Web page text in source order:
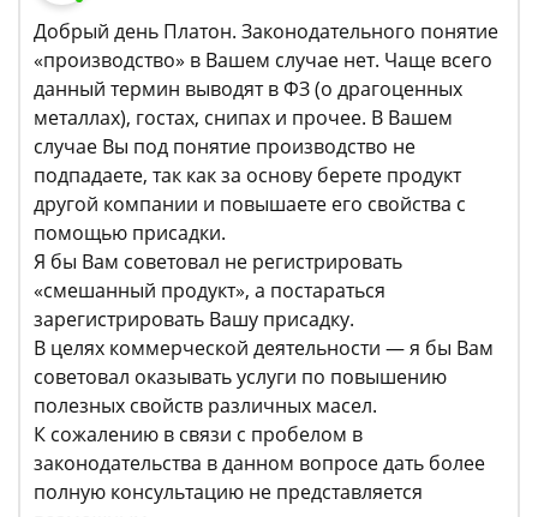
Добрый день Платон. Законодательного понятие
«производство» в Вашем случае нет. Чаще всего
данный термин выводят в ФЗ (о драгоценных
металлах), гостах, снипах и прочее. В Вашем
случае Вы под понятие производство не
подпадаете, так как за основу берете продукт
другой компании и повышаете его свойства с
помощью присадки.
Я бы Вам советовал не регистрировать
«смешанный продукт», а постараться
зарегистрировать Вашу присадку.
В целях коммерческой деятельности — я бы Вам
советовал оказывать услуги по повышению
полезных свойств различных масел.
К сожалению в связи с пробелом в
законодательства в данном вопросе дать более
полную консультацию не представляется